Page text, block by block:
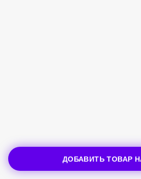
ДОБАВИТЬ ТОВАР